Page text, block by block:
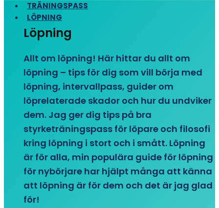
TRÄNINGSPASS
LÖPNING
Löpning
Allt om löpning! Här hittar du allt om
löpning – tips för dig som vill börja med
löpning, intervallpass, guider om
löprelaterade skador och hur du undviker
dem. Jag ger dig tips på bra
styrketräningspass för löpare och filosofi
kring löpning i stort och i smått. Löpning
är för alla, min populära guide för löpning
för nybörjare har hjälpt många att känna
att löpning är för dem och det är jag glad
för!